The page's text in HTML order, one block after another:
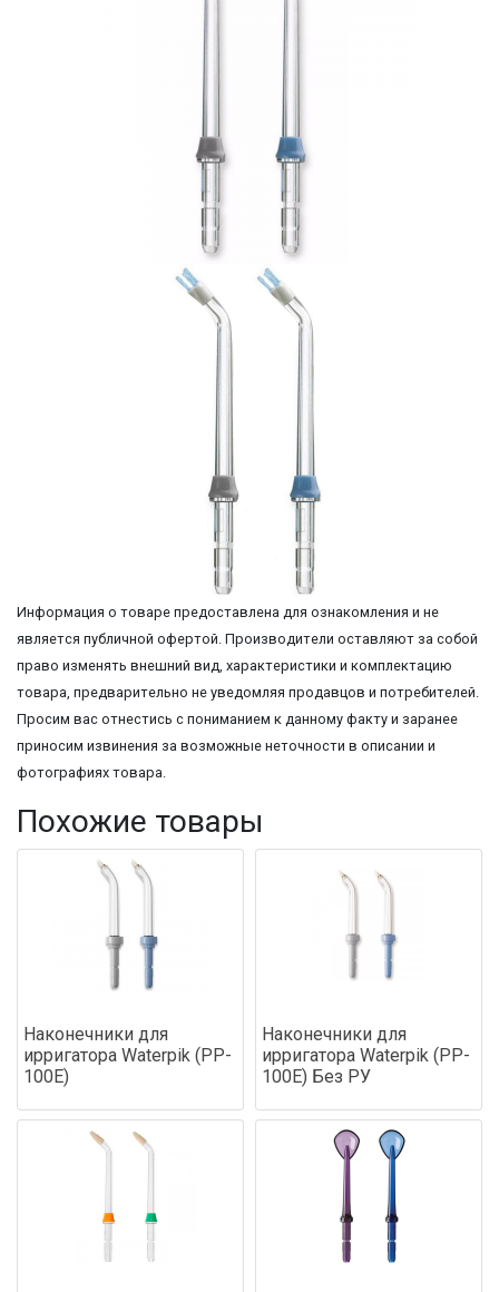
Информация о товаре предоставлена для ознакомления и не
является публичной офертой. Производители оставляют за собой
право изменять внешний вид, характеристики и комплектацию
товара, предварительно не уведомляя продавцов и потребителей.
Просим вас отнестись с пониманием к данному факту и заранее
приносим извинения за возможные неточности в описании и
фотографиях товара.
Похожие товары
Наконечники для
ирригатора Waterpik (PP-
100E)
Наконечники для
ирригатора Waterpik (PP-
100E) Без РУ